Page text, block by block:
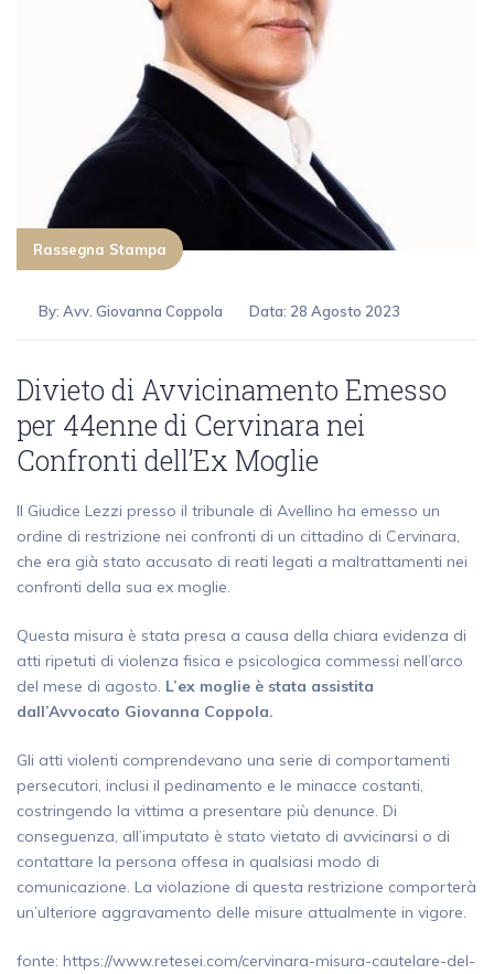
Rassegna Stampa
By: Avv. Giovanna Coppola Data: 28 Agosto 2023
Divieto di Avvicinamento Emesso
per 44enne di Cervinara nei
Confronti dell’Ex Moglie
Il Giudice Lezzi presso il tribunale di Avellino ha emesso un
ordine di restrizione nei confronti di un cittadino di Cervinara,
che era già stato accusato di reati legati a maltrattamenti nei
confronti della sua ex moglie.
Questa misura è stata presa a causa della chiara evidenza di
atti ripetuti di violenza fisica e psicologica commessi nell’arco
del mese di agosto. L’ex moglie è stata assistita
dall’Avvocato Giovanna Coppola.
Gli atti violenti comprendevano una serie di comportamenti
persecutori, inclusi il pedinamento e le minacce costanti,
costringendo la vittima a presentare più denunce. Di
conseguenza, all’imputato è stato vietato di avvicinarsi o di
contattare la persona offesa in qualsiasi modo di
comunicazione. La violazione di questa restrizione comporterà
un’ulteriore aggravamento delle misure attualmente in vigore.
fonte: https://www.retesei.com/cervinara-misura-cautelare-del-